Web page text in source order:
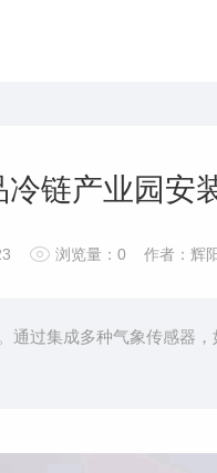
链产业园安
浏览量： 0 作者：辉
过集成多种气象传感器